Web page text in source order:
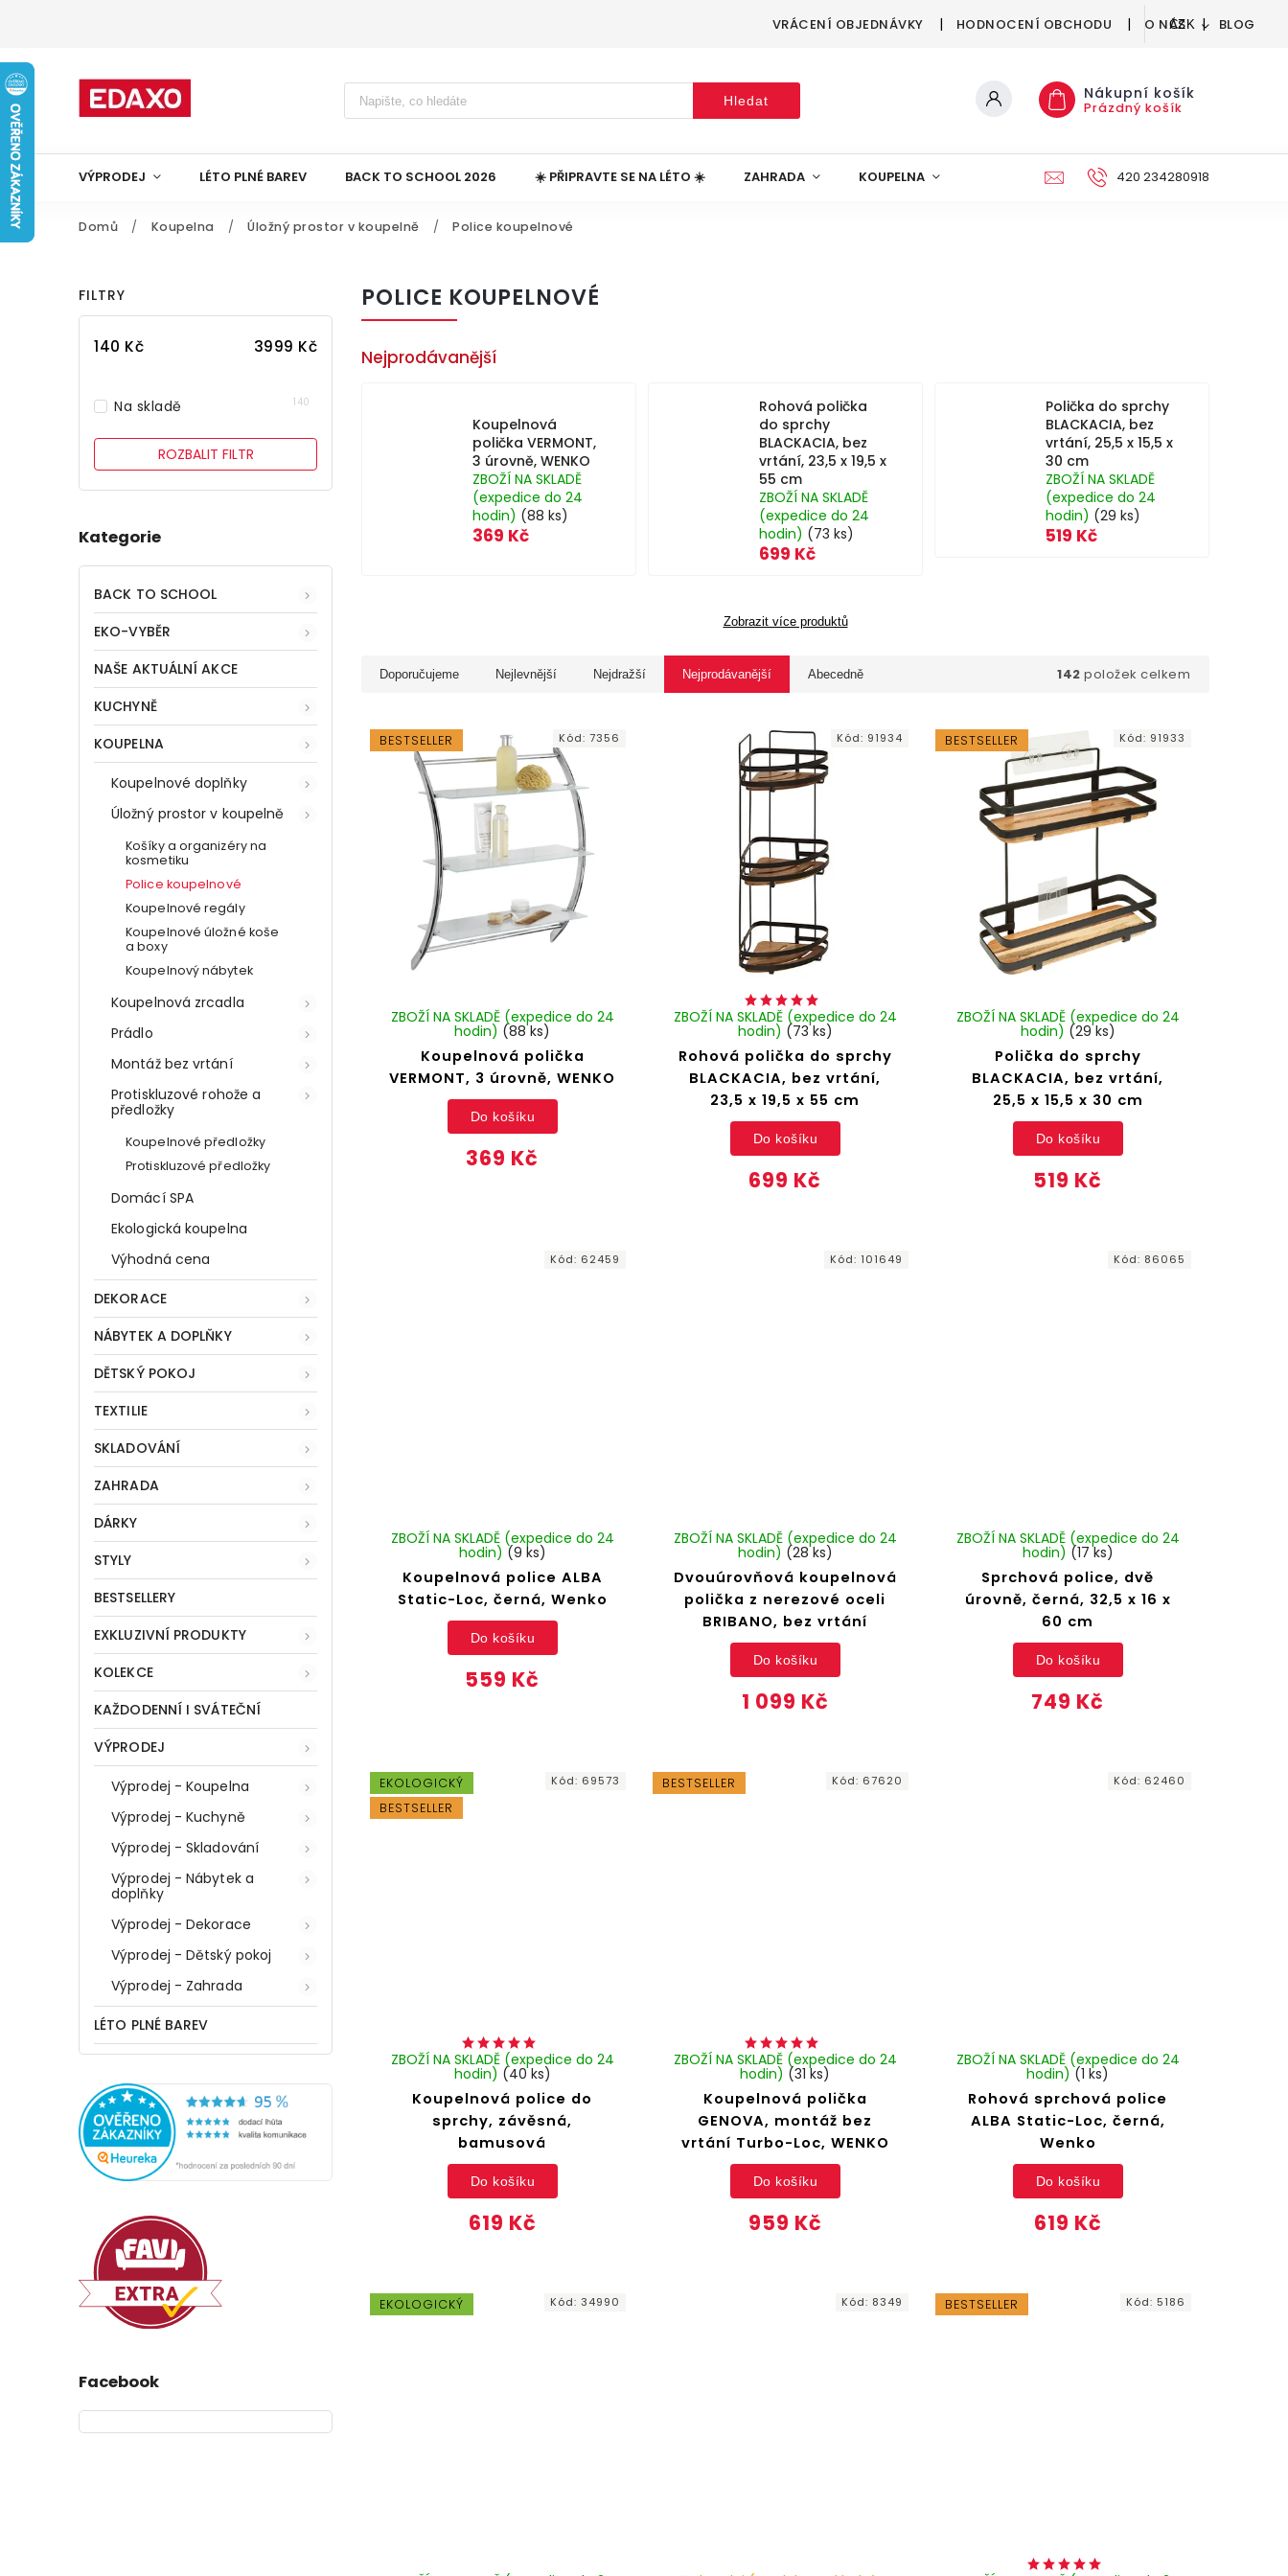
VRÁCENÍ OBJEDNÁVKY HODNOCENÍ OBCHODU O NÁS BLOG
CZK
Hledat Nákupní košík
Prázdný košík
VÝPRODEJ LÉTO PLNÉ BAREV BACK TO SCHOOL 2026 ☀️ PŘIPRAVTE SE NA LÉTO ☀️ ZAHRADA KOUPELNA DEKORACE
420 234280918
Domů / Koupelna / Úložný prostor v koupelně / Police koupelnové
FILTRY
140 Kč 3999 Kč
Na skladě 140
ROZBALIT FILTR
Kategorie
BACK TO SCHOOL
EKO-VYBĚR
NAŠE AKTUÁLNÍ AKCE
KUCHYNĚ
KOUPELNA
Koupelnové doplňky
Úložný prostor v koupelně
Košíky a organizéry na
kosmetiku
Police koupelnové
Koupelnové regály
Koupelnové úložné koše
a boxy
Koupelnový nábytek
Koupelnová zrcadla
Prádlo
Montáž bez vrtání
Protiskluzové rohože a
předložky
Koupelnové předložky
Protiskluzové předložky
Domácí SPA
Ekologická koupelna
Výhodná cena
DEKORACE
NÁBYTEK A DOPLŇKY
DĚTSKÝ POKOJ
TEXTILIE
SKLADOVÁNÍ
ZAHRADA
DÁRKY
STYLY
BESTSELLERY
EXKLUZIVNÍ PRODUKTY
KOLEKCE
KAŽDODENNÍ I SVÁTEČNÍ
VÝPRODEJ
Výprodej - Koupelna
Výprodej - Kuchyně
Výprodej - Skladování
Výprodej - Nábytek a
doplňky
Výprodej - Dekorace
Výprodej - Dětský pokoj
Výprodej - Zahrada
LÉTO PLNÉ BAREV
Facebook
POLICE KOUPELNOVÉ
Nejprodávanější
Koupelnová
polička VERMONT,
3 úrovně, WENKO
ZBOŽÍ NA SKLADĚ
(expedice do 24
hodin) (88 ks)
369 Kč
Rohová polička
do sprchy
BLACKACIA, bez
vrtání, 23,5 x 19,5 x
55 cm
ZBOŽÍ NA SKLADĚ
(expedice do 24
hodin) (73 ks)
699 Kč
Polička do sprchy
BLACKACIA, bez
vrtání, 25,5 x 15,5 x
30 cm
ZBOŽÍ NA SKLADĚ
(expedice do 24
hodin) (29 ks)
519 Kč
Zobrazit více produktů
Doporučujeme Nejlevnější Nejdražší Nejprodávanější Abecedně 142 položek celkem
BESTSELLER
Koupelnová polička
VERMONT, 3 úrovně, WENKO
ZBOŽÍ NA SKLADĚ (expedice do 24
hodin) (88 ks)
369 Kč
Do košíku
Kód:7356
Rohová polička do sprchy
BLACKACIA, bez vrtání,
23,5 x 19,5 x 55 cm
ZBOŽÍ NA SKLADĚ (expedice do 24
hodin) (73 ks)
699 Kč
Do košíku
Kód: 91934 BESTSELLER
Polička do sprchy
BLACKACIA, bez vrtání,
25,5 x 15,5 x 30 cm
ZBOŽÍ NA SKLADĚ (expedice do 24
hodin) (29 ks)
519 Kč
Do košíku
Kód: 91933
Koupelnová police ALBA
Static-Loc, černá, Wenko
ZBOŽÍ NA SKLADĚ (expedice do 24
hodin) (9 ks)
559 Kč
Do košíku
Kód: 62459
Dvouúrovňová koupelnová
polička z nerezové oceli
BRIBANO, bez vrtání
ZBOŽÍ NA SKLADĚ (expedice do 24
hodin) (28 ks)
1 099 Kč
Do košíku
Kód: 101649
Sprchová police, dvě
úrovně, černá, 32,5 x 16 x
60 cm
ZBOŽÍ NA SKLADĚ (expedice do 24
hodin) (17 ks)
749 Kč
Do košíku
Kód: 86065
EKOLOGICKÝ
BESTSELLER
Koupelnová police do
sprchy, závěsná,
bamusová
ZBOŽÍ NA SKLADĚ (expedice do 24
hodin) (40 ks)
619 Kč
Do košíku
Kód: 69573 BESTSELLER
Koupelnová polička
GENOVA, montáž bez
vrtání Turbo-Loc, WENKO
ZBOŽÍ NA SKLADĚ (expedice do 24
hodin) (31 ks)
959 Kč
Do košíku
Kód: 67620
Rohová sprchová police
ALBA Static-Loc, černá,
Wenko
ZBOŽÍ NA SKLADĚ (expedice do 24
hodin) (1 ks)
619 Kč
Do košíku
Kód: 62460
EKOLOGICKÝ Kód:34990 Kód: 8349 BESTSELLER Kód: 5186